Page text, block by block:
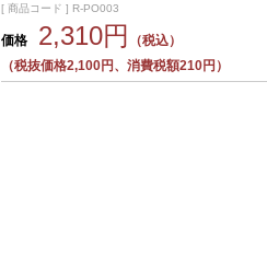
[ 商品コード ] R-PO003
価格 2,310円
（税込）
（税抜価格2,100円、消費税額210円）